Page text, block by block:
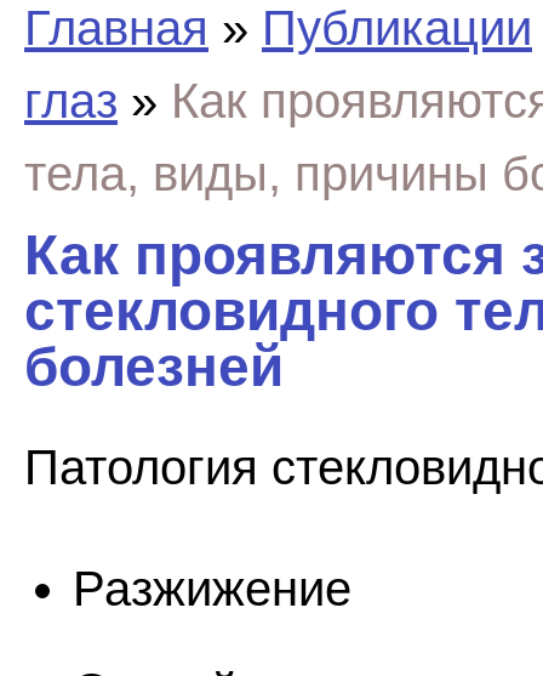
Главная » Публикации
глаз » Как
тела, виды, причины
Как проявляются
стекловидного
болезней
Патология
Разжижение